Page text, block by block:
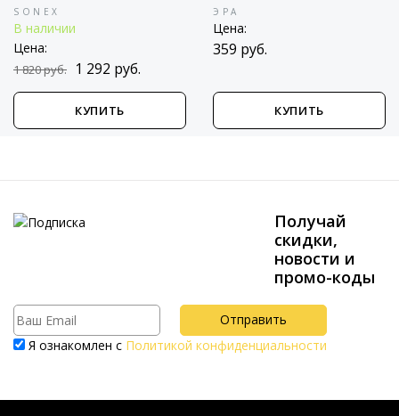
SONEX
В наличии
Цена:
1 820 руб. 1 292 руб.
КУПИТЬ
ЭРА
Цена:
359 руб.
КУПИТЬ
Получай
скидки,
новости и
промо-коды
Я ознакомлен с Политикой конфиденциальности